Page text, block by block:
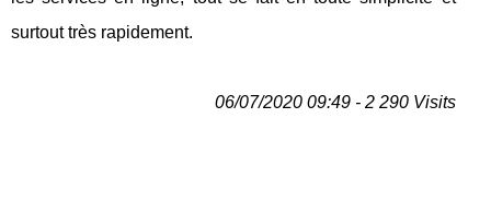
surtout très rapidement.
06/07/2020 09:49 - 2 290 Visits